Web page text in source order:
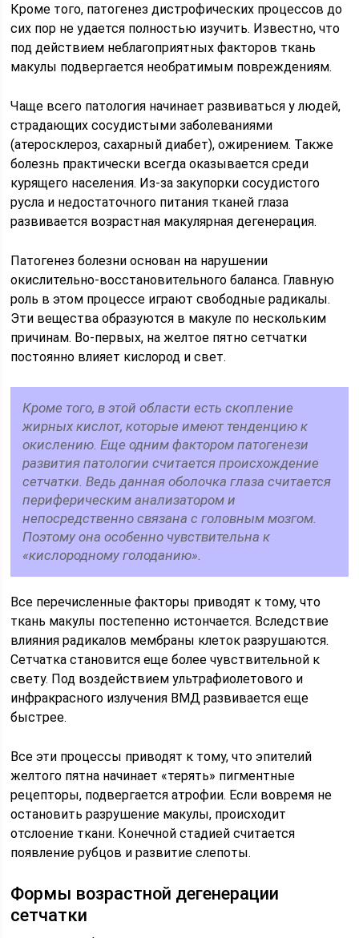
Кроме того, патогенез дистрофических процессов до
сих пор не удается полностью изучить. Известно, что
под действием неблагоприятных факторов ткань
макулы подвергается необратимым повреждениям.
Чаще всего патология начинает развиваться у людей,
страдающих сосудистыми заболеваниями
(атеросклероз, сахарный диабет), ожирением. Также
болезнь практически всегда оказывается среди
курящего населения. Из-за закупорки сосудистого
русла и недостаточного питания тканей глаза
развивается возрастная макулярная дегенерация.
Патогенез болезни основан на нарушении
окислительно-восстановительного баланса. Главную
роль в этом процессе играют свободные радикалы.
Эти вещества образуются в макуле по нескольким
причинам. Во-первых, на желтое пятно сетчатки
постоянно влияет кислород и свет.
Кроме того, в этой области есть скопление
жирных кислот, которые имеют тенденцию к
окислению. Еще одним фактором патогенези
развития патологии считается происхождение
сетчатки. Ведь данная оболочка глаза считается
периферическим анализатором и
непосредственно связана с головным мозгом.
Поэтому она особенно чувствительна к
«кислородному голоданию».
Все перечисленные факторы приводят к тому, что
ткань макулы постепенно истончается. Вследствие
влияния радикалов мембраны клеток разрушаются.
Сетчатка становится еще более чувствительной к
свету. Под воздействием ультрафиолетового и
инфракрасного излучения ВМД развивается еще
быстрее.
Все эти процессы приводят к тому, что эпителий
желтого пятна начинает «терять» пигментные
рецепторы, подвергается атрофии. Если вовремя не
остановить разрушение макулы, происходит
отслоение ткани. Конечной стадией считается
появление рубцов и развитие слепоты.
Формы возрастной дегенерации
сетчатки